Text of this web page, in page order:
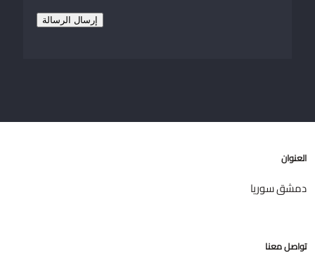
العنوان
دمشق سوريا
تواصل معنا